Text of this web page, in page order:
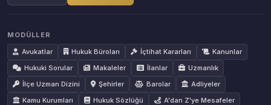
MODÜLLER
Avukatlar
Hukuk Büroları İçtihat Kararları
Kanunlar
Hukuki Sorular
Makaleler İlanlar
Uzmanlık
İlçe Uzman Dizini
Şehirler Barolar
Adliyeler
Kamu Kurumları
Hukuk Sözlüğü
A'dan Z'ye Mesafeler